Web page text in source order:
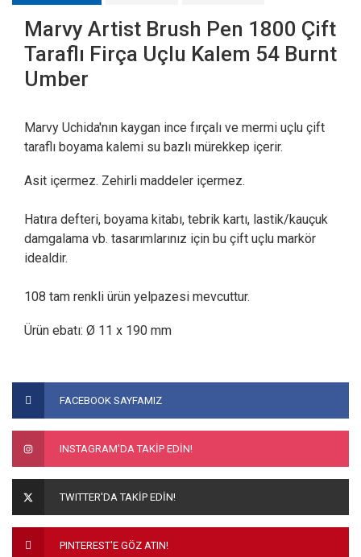
Marvy Artist Brush Pen 1800 Çift
Taraflı Firça Uçlu Kalem 54 Burnt
Umber
Marvy Uchida'nın kaygan ince fırçalı ve mermi uçlu çift
taraflı boyama kalemi su bazlı mürekkep içerir.
Asit içermez. Zehirli maddeler içermez.
Hatıra defteri, boyama kitabı, tebrik kartı, lastik/kauçuk
damgalama vb. tasarımlarınız için bu çift uçlu markör
idealdir.
108 tam renkli ürün yelpazesi mevcuttur.
Ürün ebatı: Ø 11 x 190 mm
Bu ürüne ilk yorumu siz yapın!
Yorum Yaz
kullanarak tarafımıza iletebilirsiniz.
Görüş ve önerileriniz için teşekkür ederiz.
Ürün açıklamasında eksik bilgiler bulunuyor.
Ürün fiyatı diğer sitelerden daha pahalı.
Bu ürüne benzer farklı alternatifler olmalı.
FACEBOOK SAYFAMIZ
INSTAGRAM'DA TAKİP EDİN!
TWITTER'DA TAKİP EDİN!
PINTEREST'E GÖZ ATIN!